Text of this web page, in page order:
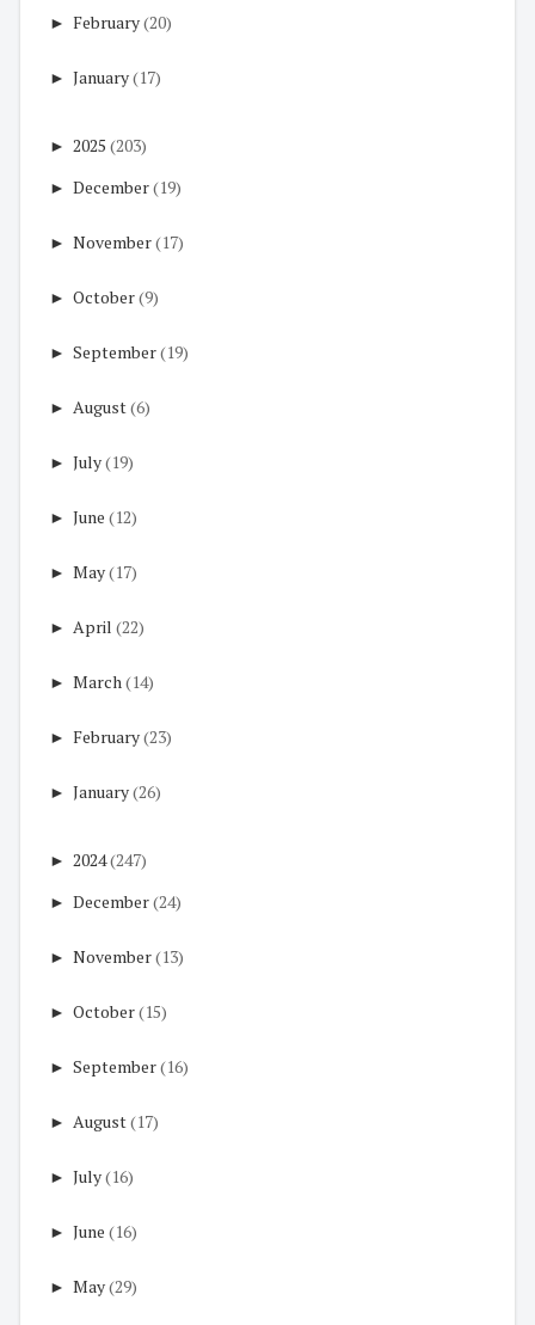
► February(20)
► January(17)
► 2025 (203)
► December(19)
► November(17)
► October(9)
► September(19)
► August(6)
► July(19)
► June (12)
► May(17)
► April (22)
► March(14)
► February(23)
► January(26)
► 2024(247)
► December(24)
► November(13)
► October(15)
► September(16)
► August(17)
► July(16)
► June (16)
► May(29)